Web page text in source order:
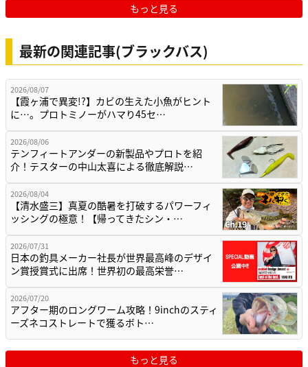
もっと見る
最新の関連記事(ブラックバス)
2026/08/07
【霞ヶ浦で異変!?】カビの生えた小魚がヒント
に…。プロトミノーがハマり45セ…
2026/08/06
テンフィートアンダーの新製品やプロトを紹
介！テスターの中山太喜による徹底解説…
2026/08/04
【清水盛三】真夏の酷暑を打破するパワーフィ
ッシングの極意！【帰ってきたシン・…
2026/07/31
日本の釣具メーカー社長が世界最高峰のデザイ
ン賞授賞式に出席！世界初の最高栄誉…
2026/07/20
アフター期のロングワーム攻略！9inchのスティ
ーズネコストレートで獲るボト…
もっと見る